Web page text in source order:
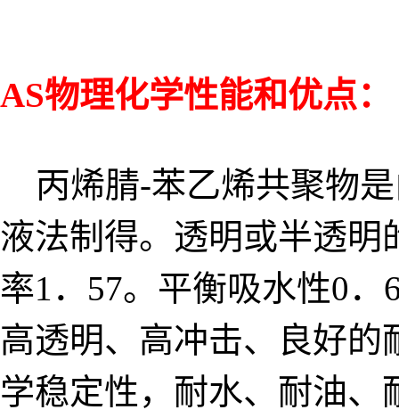
AS物理化学性能和优点：
丙烯腈-苯乙烯共聚物
液法制得。透明或半透明
率1．57。平衡吸水性0
高透明、高冲击、良好
学稳定性，耐水、耐油